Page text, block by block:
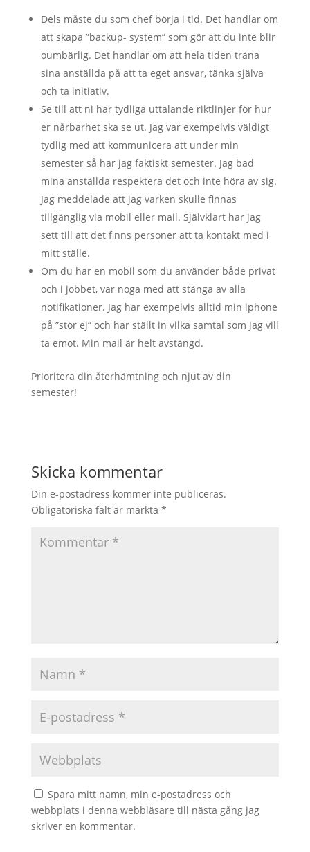
Dels måste du som chef börja i tid. Det handlar om
att skapa ”backup- system” som gör att du inte blir
oumbärlig. Det handlar om att hela tiden träna
sina anställda på att ta eget ansvar, tänka själva
och ta initiativ.
Se till att ni har tydliga uttalande riktlinjer för hur
er nårbarhet ska se ut. Jag var exempelvis väldigt
tydlig med att kommunicera att under min
semester så har jag faktiskt semester. Jag bad
mina anställda respektera det och inte höra av sig.
Jag meddelade att jag varken skulle finnas
tillgänglig via mobil eller mail. Självklart har jag
sett till att det finns personer att ta kontakt med i
mitt ställe.
Om du har en mobil som du använder både privat
och i jobbet, var noga med att stänga av alla
notifikationer. Jag har exempelvis alltid min iphone
på ”stör ej” och har ställt in vilka samtal som jag vill
ta emot. Min mail är helt avstängd.
Prioritera din återhämtning och njut av din
semester!
Skicka kommentar
Din e-postadress kommer inte publiceras.
Obligatoriska fält är märkta *
Spara mitt namn, min e-postadress och
webbplats i denna webbläsare till nästa gång jag
skriver en kommentar.